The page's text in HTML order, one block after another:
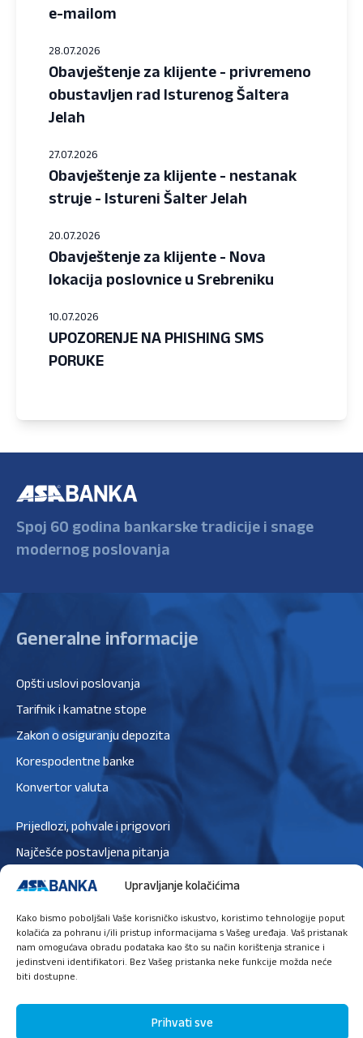
Upravljanje kolačićima
Kako bismo poboljšali Vaše korisničko iskustvo, koristimo tehnologije poput
kolačića za pohranu i/ili pristup informacijama s Vašeg uređaja. Vaš pristanak
nam omogućava obradu podataka kao što su način korištenja stranice i
jedinstveni identifikatori. Bez Vašeg pristanka neke funkcije možda neće
biti dostupne.
Prihvati sve
e-mailom
28.07.2026
Obavještenje za klijente - privremeno
obustavljen rad Isturenog Šaltera
Jelah
27.07.2026
Obavještenje za klijente - nestanak
struje - Istureni Šalter Jelah
20.07.2026
Obavještenje za klijente - Nova
lokacija poslovnice u Srebreniku
10.07.2026
UPOZORENJE NA PHISHING SMS
PORUKE
Spoj 60 godina bankarske tradicije i snage
modernog poslovanja
Generalne informacije
Opšti uslovi poslovanja
Tarifnik i kamatne stope
Zakon o osiguranju depozita
Korespodentne banke
Konvertor valuta
Prijedlozi, pohvale i prigovori
Najčešće postavljena pitanja
Zaštita podataka
Politika kolačića